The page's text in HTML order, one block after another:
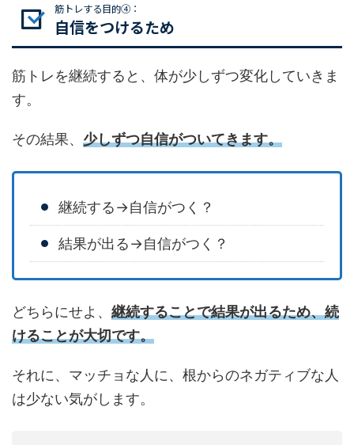
筋トレする目的④：
自信をつけるため
筋トレを継続すると、体が少しずつ変化していきま
す。
その結果、 少しずつ自信がついてきます。
継続する→自信がつく？
結果が出る→自信がつく？
どちらにせよ、 継続することで結果が出るため、続
けることが大切です。
それに、マッチョな人に、根からのネガティブな人
は少ない気がします。